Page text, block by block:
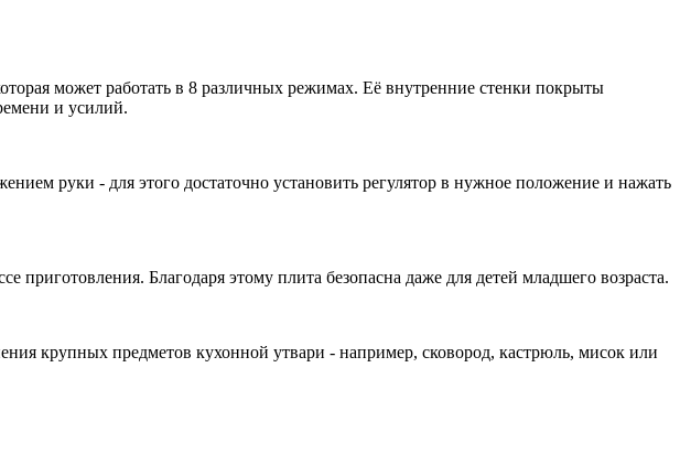
может работать в 8 различных режимах. Её внутренние стенки покрыты
и усилий.
руки - для этого достаточно установить регулятор в нужное положение и нажать
Благодаря этому плита безопасна даже для детей младшего возраста.
крупных предметов кухонной утвари - например, сковород, кастрюль, мисок или